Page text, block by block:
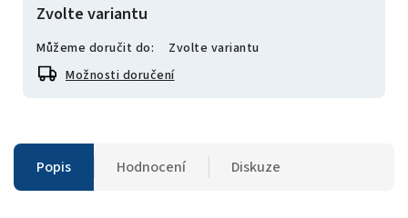
Zvolte variantu
Můžeme doručit do:
Zvolte variantu
Možnosti doručení
Popis Hodnocení Diskuze